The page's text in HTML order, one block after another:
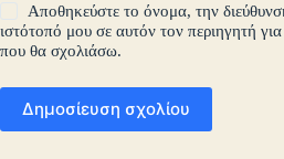
Αποθηκεύστε το όνομα, την
ιστότοπό μου σε αυτόν τον περιηγητή
που θα σχολιάσω.
Δημοσίευση σχολίου